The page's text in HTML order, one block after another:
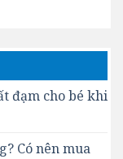
đạm cho bé khi
Có nên mua